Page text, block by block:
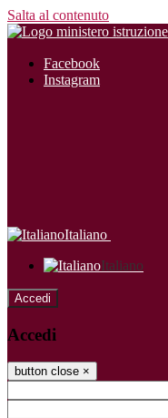
Salta al contenuto
Facebook
Instagram
Italiano
Italiano
Accedi
Accedi
button close ×